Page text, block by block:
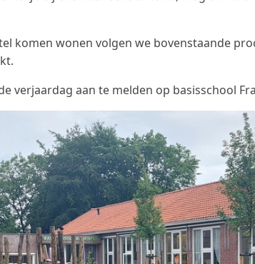
komen wonen volgen we bovenstaande
verjaardag aan te melden op basisschool